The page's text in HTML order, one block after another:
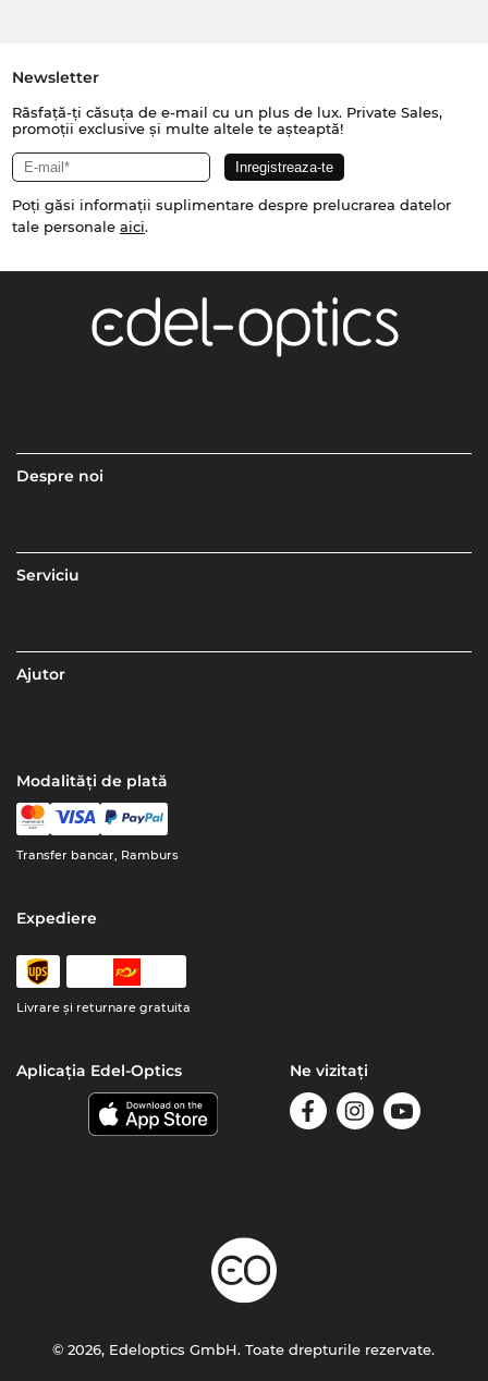
Newsletter
Răsfață-ți căsuța de e-mail cu un plus de lux. Private Sales,
promoții exclusive și multe altele te așteaptă!
Poți găsi informații suplimentare despre prelucrarea datelor
tale personale aici.
Despre noi
Serviciu
Ajutor
Modalități de plată
Transfer bancar, Ramburs
Expediere
Livrare şi returnare gratuita
Aplicația Edel-Optics Ne vizitați
© 2026, Edeloptics GmbH. Toate drepturile rezervate.